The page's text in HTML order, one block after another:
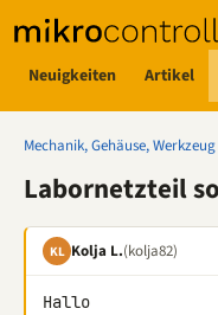
Neuigkeiten Artikel
Mechanik, Gehäuse, Werkzeug
Labornetzteil
KL Kolja L.(kolja82)
Hallo